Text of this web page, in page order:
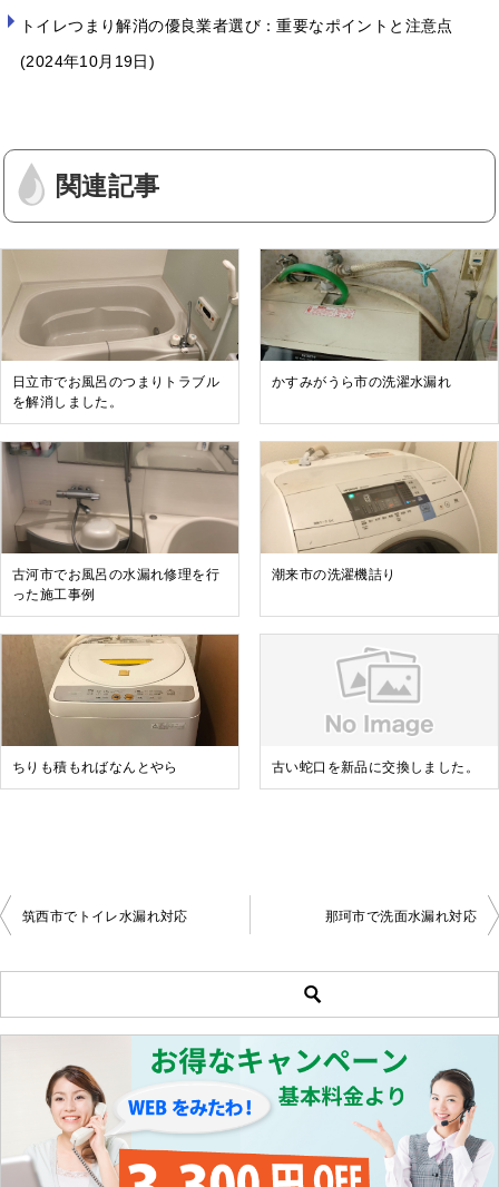
トイレつまり解消の優良業者選び：重要なポイントと注意点
2024年10月19日
関連記事
日立市でお風呂のつまりトラブル
を解消しました。
かすみがうら市の洗濯水漏れ
古河市でお風呂の水漏れ修理を行
った施工事例
潮来市の洗濯機詰り
ちりも積もればなんとやら 古い蛇口を新品に交換しました。
投
稿
ビ
ゲ
ー
筑西市でトイレ水漏れ対応 那珂市で洗面水漏れ対応